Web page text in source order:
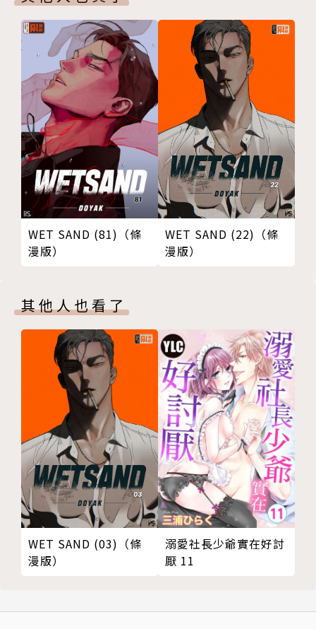
WET SAND (81)（條
漫版）
WET SAND (22)（條
漫版）
其他人也看了
WET SAND (03)（條
漫版）
溺愛社長少爺實在好討
厭 11